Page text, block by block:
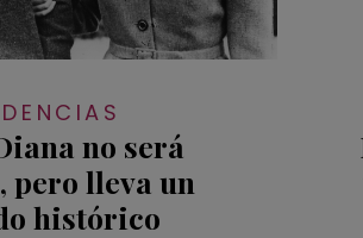
no será
pero lleva un
histórico